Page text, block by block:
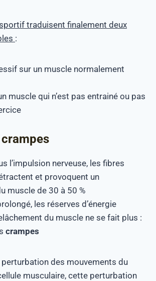
traduisent finalement deux
:
sur un muscle normalement
muscle qui n’est pas entrainé ou pas
l’impulsion nerveuse, les fibres
et provoquent un
muscle de 30 à 50 %
les réserves d’énergie
du muscle ne se fait plus :
crampes
perturbation des mouvements du
musculaire, cette perturbation